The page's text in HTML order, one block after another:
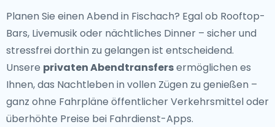
Planen Sie einen Abend in Fischach? Egal ob Rooftop-
Bars, Livemusik oder nächtliches Dinner – sicher und
stressfrei dorthin zu gelangen ist entscheidend.
Unsere privaten Abendtransfersermöglichen es
Ihnen, das Nachtleben in vollen Zügen zu genießen –
ganz ohne Fahrpläne öffentlicher Verkehrsmittel oder
überhöhte Preise bei Fahrdienst-Apps.